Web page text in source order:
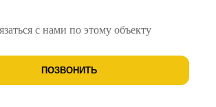
гостевые автостоянки и места для
Проектом предусмотрено
школы на 1100 учащихся и детского сада
с нами по этому объекту
ПОЗВОНИТЬ